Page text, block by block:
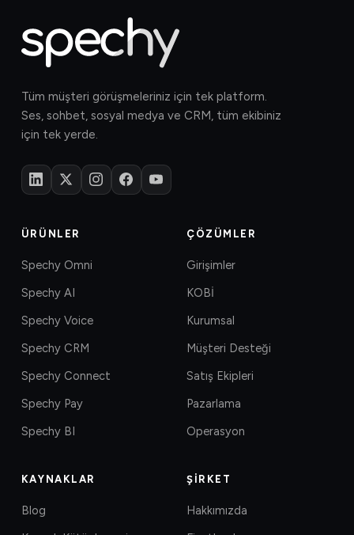
Tüm müşteri görüşmeleriniz için tek platform.
Ses, sohbet, sosyal medya ve CRM, tüm ekibiniz
için tek yerde.
ÜRÜNLER
Spechy Omni
Spechy AI
Spechy Voice
Spechy CRM
Spechy Connect
Spechy Pay
Spechy BI
ÇÖZÜMLER
Girişimler
KOBİ
Kurumsal
Müşteri Desteği
Satış Ekipleri
Pazarlama
Operasyon
KAYNAKLAR
Blog
ŞIRKET
Hakkımızda